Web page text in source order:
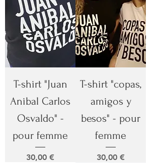
T-shirt "Juan
Anibal Carlos
Osvaldo" -
pour femme
Prix
30,00 €
T-shirt "copas,
amigos y
besos" - pour
femme
Prix
30,00 €